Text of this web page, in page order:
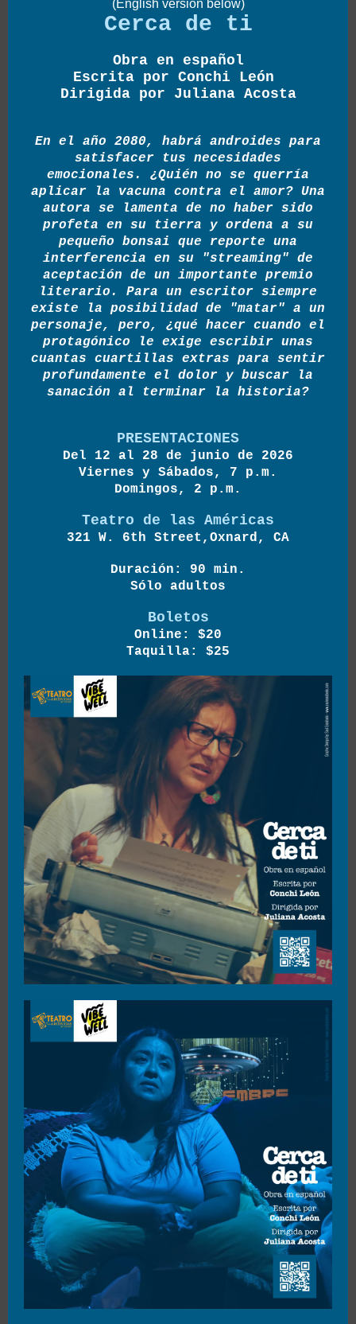
(English version below)
Cerca de ti
Obra en español
Escrita por Conchi León
Dirigida por Juliana Acosta
En el año 2080, habrá androides para
satisfacer tus necesidades
emocionales. ¿Quién no se querría
aplicar la vacuna contra el amor? Una
autora se lamenta de no haber sido
profeta en su tierra y ordena a su
pequeño bonsai que reporte una
interferencia en su "streaming" de
aceptación de un importante premio
literario. Para un escritor siempre
existe la posibilidad de "matar" a un
personaje, pero, ¿qué hacer cuando el
protagónico le exige escribir unas
cuantas cuartillas extras para sentir
profundamente el dolor y buscar la
sanación al terminar la historia?
PRESENTACIONES
Del 12 al 28 de junio de 2026
Viernes y Sábados, 7 p.m.
Domingos, 2 p.m.
Teatro de las Américas
321 W. 6th Street,Oxnard, CA
Duración: 90 min.
Sólo adultos
Boletos
Online: $20
Taquilla: $25